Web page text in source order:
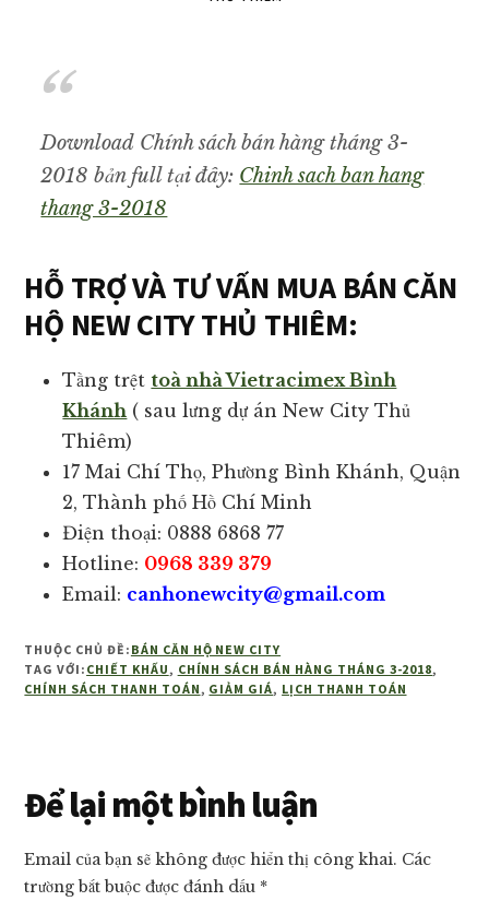
Download Chính sách bán hàng tháng 3-
2018 bản full tại đây: Chinh sach ban hang
thang 3-2018
HỖ TRỢ VÀ TƯ VẤN MUA BÁN CĂN
HỘ NEW CITY THỦ THIÊM:
Tầng trệttoà nhà Vietracimex Bình
Khánh ( sau lưng dự án New City Thủ
Thiêm)
17 Mai Chí Thọ, Phường Bình Khánh, Quận
2, Thành phố Hồ Chí Minh
Điện thoại: 0888 6868 77
Hotline: 0968 339 379
Email: canhonewcity@gmail.com
THUỘC CHỦ ĐỀ: BÁN CĂN HỘ NEW CITY
TAG VỚI: CHIẾT KHẤU , CHÍNH SÁCH BÁN HÀNG THÁNG 3-2018,
CHÍNH SÁCH THANH TOÁN , GIẢM GIÁ, LỊCH THANH TOÁN
Reader
Interactions
Để lại một bình luận
Email của bạn sẽ không được hiển thị công khai. Các
trường bắt buộc được đánh dấu *